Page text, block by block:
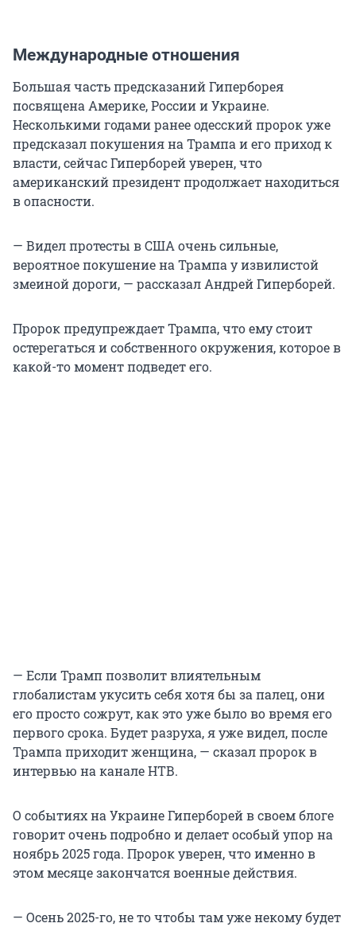
Международные отношения
Большая часть предсказаний Гиперборея
посвящена Америке, России и Украине.
Несколькими годами ранее одесский пророк уже
предсказал покушения на Трампа и его приход к
власти, сейчас Гиперборей уверен, что
американский президент продолжает находиться
в опасности.
— Видел протесты в США очень сильные,
вероятное покушение на Трампа у извилистой
змеиной дороги, — рассказал Андрей Гиперборей.
Пророк предупреждает Трампа, что ему стоит
остерегаться и собственного окружения, которое в
какой-то момент подведет его.
— Если Трамп позволит влиятельным
глобалистам укусить себя хотя бы за палец, они
его просто сожрут, как это уже было во время его
первого срока. Будет разруха, я уже видел, после
Трампа приходит женщина, — сказал пророк в
интервью на канале НТВ.
О событиях на Украине Гиперборей в своем блоге
говорит очень подробно и делает особый упор на
ноябрь 2025 года. Пророк уверен, что именно в
этом месяце закончатся военные действия.
— Осень 2025-го, не то чтобы там уже некому будет